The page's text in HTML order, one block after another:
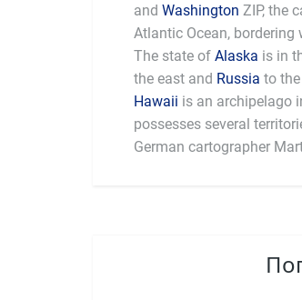
and Washington ZIP, the
Atlantic Ocean, bordering
The state of Alaska is in
the east and Russia to
Hawaii is an archipelago
possesses several territories
German cartographer
largest national